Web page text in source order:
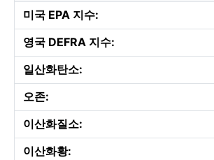
미국 EPA 지수:
영국 DEFRA 지수:
일산화탄소:
오존:
이산화질소:
이산화황: